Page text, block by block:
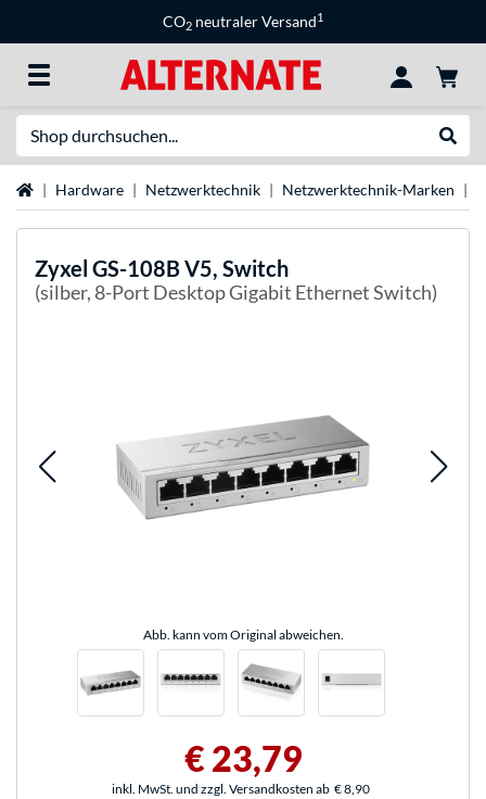
CO2 neutraler Versand1
StartseiteHardware Netzwerktechnik Netzwerktechnik-Marken
Zyxel GS-108B V5, Switch
(silber, 8-Port Desktop Gigabit Ethernet Switch)
Abb. kann vom Original abweichen.
€ 23,79
inkl. MwSt. und zzgl. Versandkosten ab € 8,90